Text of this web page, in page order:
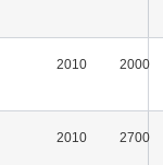
2010 2000
2010 2700